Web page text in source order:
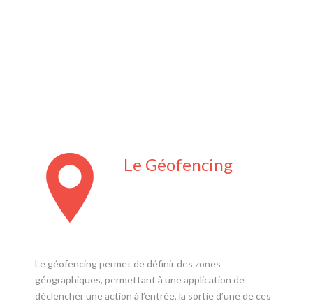
Le Géofencing
Le géofencing permet de définir des zones
géographiques, permettant à une application de
déclencher une action à l’entrée, la sortie d’une de ces